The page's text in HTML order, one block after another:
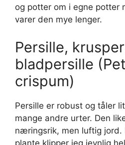
og potter om i egne potter
varer den mye lenger.
Persille,
bladpersille
crispum)
Persille er robust og tåler
mange andre urter. Den
næringsrik, men luftig jord.
plante klipper jeg jevnlig